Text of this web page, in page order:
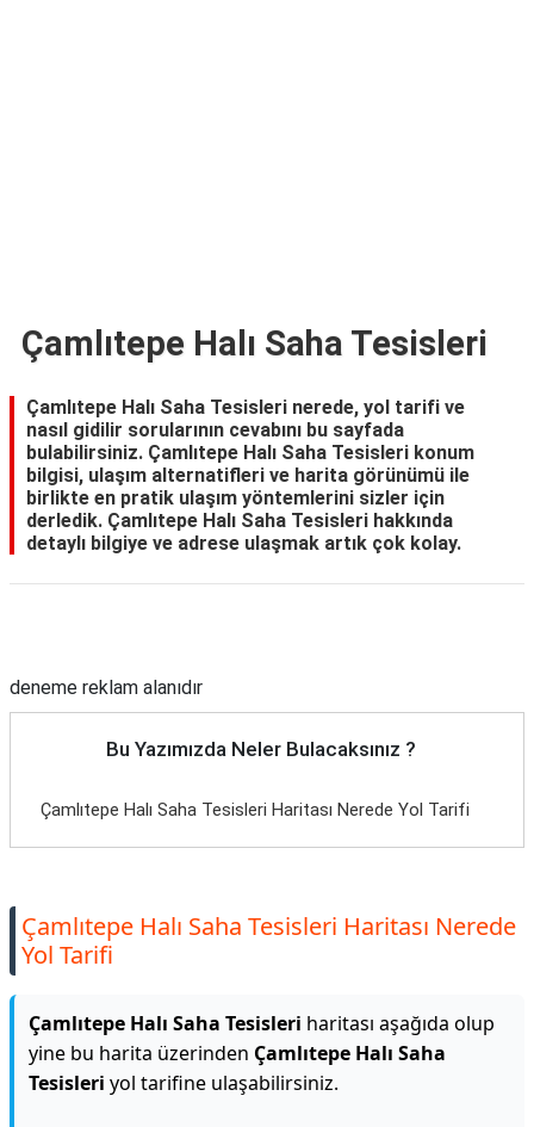
Çamlıtepe Halı Saha Tesisleri
Çamlıtepe Halı Saha Tesisleri nerede, yol tarifi ve
nasıl gidilir sorularının cevabını bu sayfada
bulabilirsiniz. Çamlıtepe Halı Saha Tesisleri konum
bilgisi, ulaşım alternatifleri ve harita görünümü ile
birlikte en pratik ulaşım yöntemlerini sizler için
derledik. Çamlıtepe Halı Saha Tesisleri hakkında
detaylı bilgiye ve adrese ulaşmak artık çok kolay.
deneme reklam alanıdır
Bu Yazımızda Neler Bulacaksınız ?
Çamlıtepe Halı Saha Tesisleri Haritası Nerede Yol Tarifi
Çamlıtepe Halı Saha Tesisleri Haritası Nerede
Yol Tarifi
Çamlıtepe Halı Saha Tesisleri haritası aşağıda olup
yine bu harita üzerinden Çamlıtepe Halı Saha
Tesisleri yol tarifine ulaşabilirsiniz.